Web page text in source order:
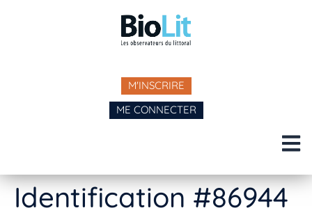
M'INSCRIRE
ME CONNECTER
Identification #86944